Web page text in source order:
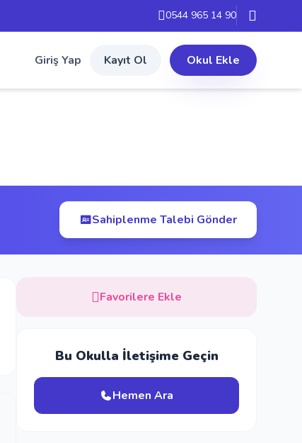
0544 965 14 90
Giriş Yap Kayıt Ol Okul Ekle
Sahiplenme Talebi Gönder
Favorilere Ekle
Bu Okulla İletişime Geçin
Hemen Ara